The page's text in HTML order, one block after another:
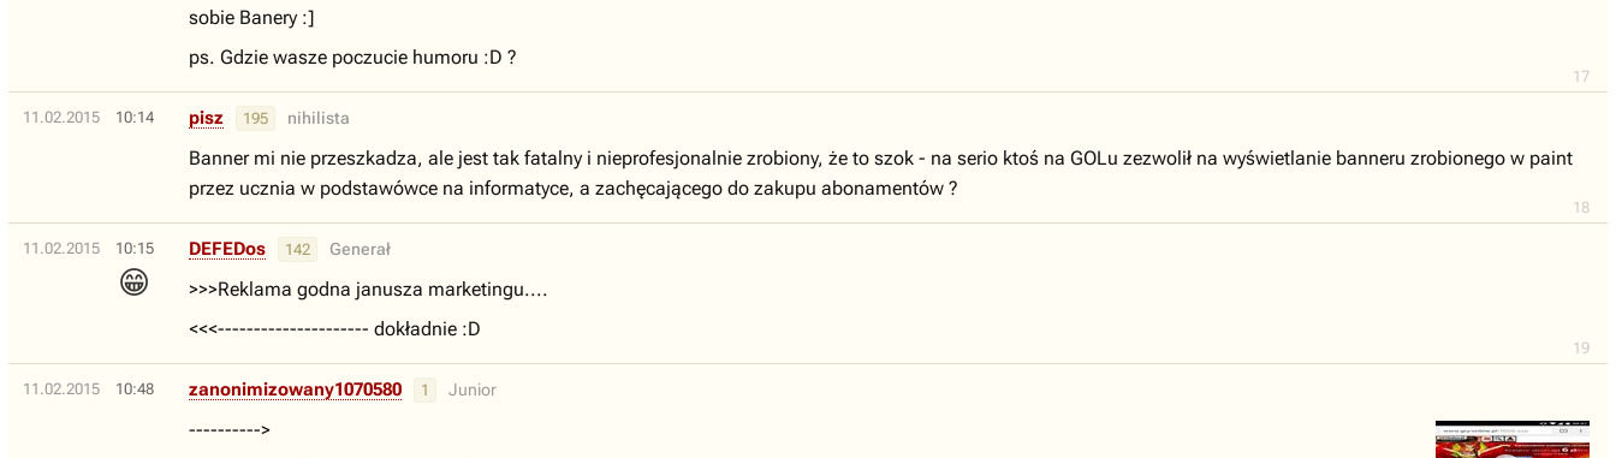
17
sobie Banery :]
ps. Gdzie wasze poczucie humoru :D ?
11.02.2015 10:14
18
pisz 195 nihilista
Banner mi nie przeszkadza, ale jest tak fatalny i nieprofesjonalnie zrobiony, że to szok - na serio ktoś na GOLu zezwolił na wyświetlanie banneru zrobionego w paint
przez ucznia w podstawówce na informatyce, a zachęcającego do zakupu abonamentów ?
11.02.2015 10:15
😁
19
DEFEDos 142 Generał
>>>Reklama godna janusza marketingu....
<<<--------------------- dokładnie :D
11.02.2015 10:48 zanonimizowany1070580 1 Junior
---------->